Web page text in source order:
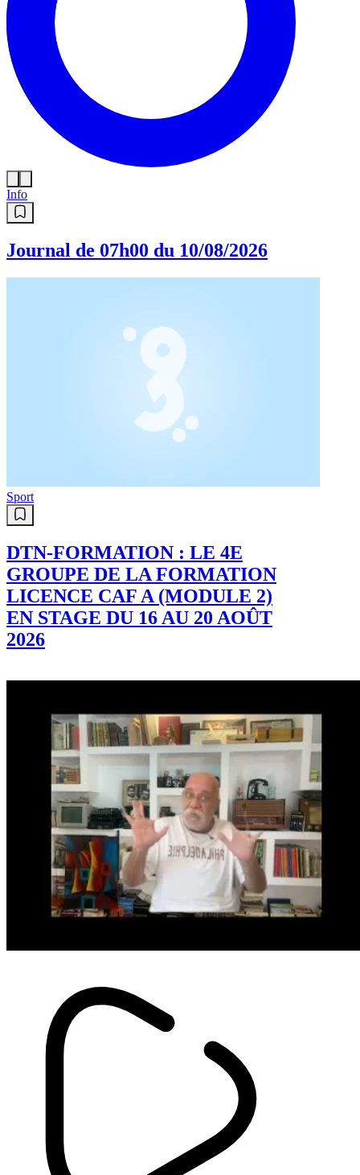
Info
Journal de 07h00 du 10/08/2026
Sport
DTN-FORMATION : LE 4E
GROUPE DE LA FORMATION
LICENCE CAF A (MODULE 2)
EN STAGE DU 16 AU 20 AOÛT
2026